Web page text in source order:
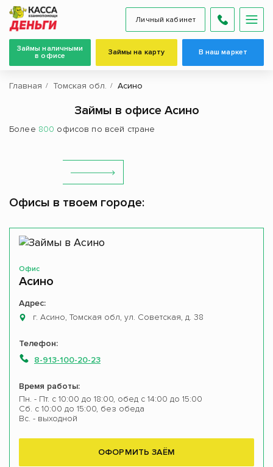
Личный кабинет
Займы наличными
в офисе
Займы на карту В наш маркет
Главная Томская обл. Асино
Займы в офисе Асино
Более 800 офисов по всей стране
Офисы в твоем городе:
Офис
Асино
Адрес:
г. Асино, Томская обл, ул. Советская, д. 38
Телефон:
8-913-100-20-23
Время работы:
Пн. - Пт. с 10:00 до 18:00, обед с 14:00 до 15:00
Сб. с 10:00 до 15:00, без обеда
Вс. - выходной
ОФОРМИТЬ ЗАЁМ